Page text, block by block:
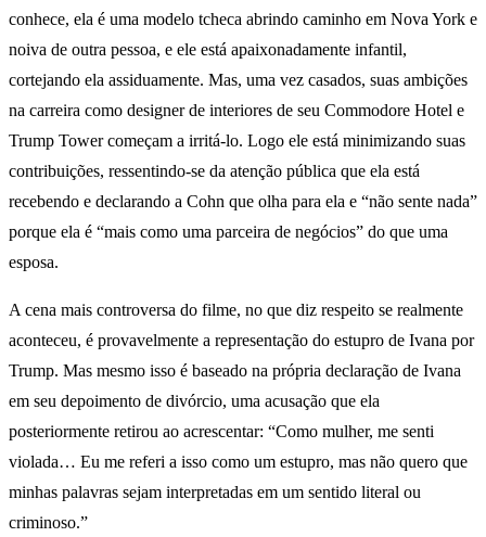
conhece, ela é uma modelo tcheca abrindo caminho em Nova York e
noiva de outra pessoa, e ele está apaixonadamente infantil,
cortejando ela assiduamente. Mas, uma vez casados, suas ambições
na carreira como designer de interiores de seu Commodore Hotel e
Trump Tower começam a irritá-lo. Logo ele está minimizando suas
contribuições, ressentindo-se da atenção pública que ela está
recebendo e declarando a Cohn que olha para ela e “não sente nada”
porque ela é “mais como uma parceira de negócios” do que uma
esposa.
A cena mais controversa do filme, no que diz respeito se realmente
aconteceu, é provavelmente a representação do estupro de Ivana por
Trump. Mas mesmo isso é baseado na própria declaração de Ivana
em seu depoimento de divórcio, uma acusação que ela
posteriormente retirou ao acrescentar: “Como mulher, me senti
violada… Eu me referi a isso como um estupro, mas não quero que
minhas palavras sejam interpretadas em um sentido literal ou
criminoso.”